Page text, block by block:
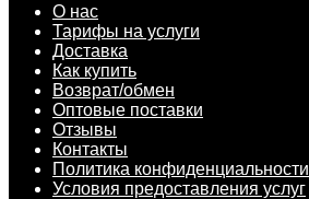
О нас
Тарифы на услуги
Доставка
Как купить
Возврат/обмен
Оптовые поставки
Отзывы
Контакты
Политика конфиденциальности
Условия предоставления услуг